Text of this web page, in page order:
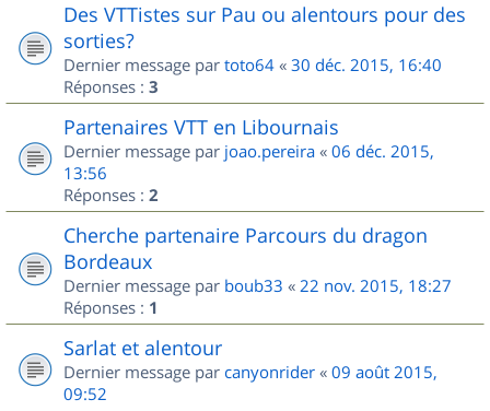
Des VTTistes sur Pau ou alentours pour des
sorties?
Dernier message par toto64 « 30 déc. 2015, 16:40
Réponses : 3
Partenaires VTT en Libournais
Dernier message par joao.pereira « 06 déc. 2015,
13:56
Réponses : 2
Cherche partenaire Parcours du dragon
Bordeaux
Dernier message par boub33 « 22 nov. 2015, 18:27
Réponses : 1
Sarlat et alentour
Dernier message par canyonrider « 09 août 2015,
09:52